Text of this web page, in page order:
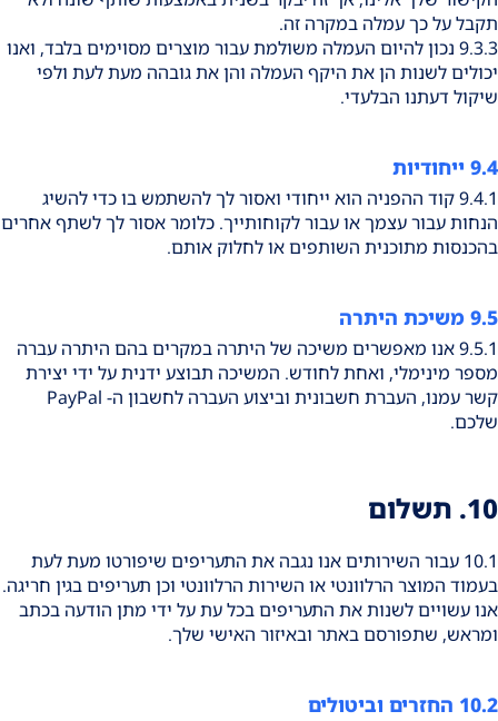
תקבל על כך עמלה במקרה זה.
9.3.3 נכון להיום העמלה משולמת עבור מוצרים מסוימים בלבד, ואנו
יכולים לשנות הן את היקף העמלה והן את גובהה מעת לעת ולפי
שיקול דעתנו הבלעדי.
9.4 ייחודיות
9.4.1 קוד ההפניה הוא ייחודי ואסור לך להשתמש בו כדי להשיג
הנחות עבור עצמך או עבור לקוחותייך. כלומר אסור לך לשתף אחרים
בהכנסות מתוכנית השותפים או לחלוק אותם.
9.5 משיכת היתרה
9.5.1 אנו מאפשרים משיכה של היתרה במקרים בהם היתרה עברה
מספר מינימלי, ואחת לחודש. המשיכה תבוצע ידנית על ידי יצירת
קשר עמנו, העברת חשבונית וביצוע העברה לחשבון ה- PayPal
שלכם.
10. תשלום
10.1 עבור השירותים אנו נגבה את התעריפים שיפורטו מעת לעת
בעמוד המוצר הרלוונטי או השירות הרלוונטי וכן תעריפים בגין חריגה.
אנו עשויים לשנות את התעריפים בכל עת על ידי מתן הודעה בכתב
ומראש, שתפורסם באתר ובאיזור האישי שלך.
10.2 החזרים וביטולים